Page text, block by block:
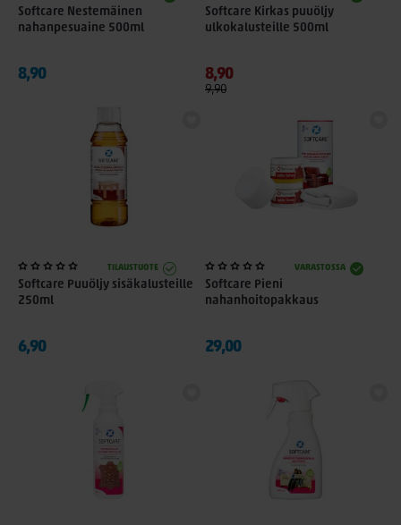
Softcare Nestemäinen
nahanpesuaine 500ml
8,90
Softcare Kirkas puuöljy
ulkokalusteille 500ml
8,90
9,90
TILAUSTUOTE
Softcare Puuöljy sisäkalusteille
250ml
6,90
VARASTOSSA
Softcare Pieni
nahanhoitopakkaus
29,00